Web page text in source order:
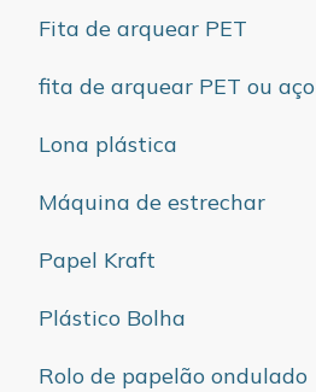
Fita de arquear PET
fita de arquear PET ou aço
Lona plástica
Máquina de estrechar
Papel Kraft
Plástico Bolha
Rolo de papelão ondulado